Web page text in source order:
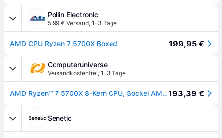
Pollin Electronic
5,99 € Versand, 1–3 Tage
AMD CPU Ryzen 7 5700X Boxed 199,95 €
Computeruniverse
Versandkostenfrei, 1–3 Tage
AMD Ryzen™ 7 5700X 8-Kern CPU, Sockel AM4, Boxed (ohne Kühler)193,39 €
Senetic